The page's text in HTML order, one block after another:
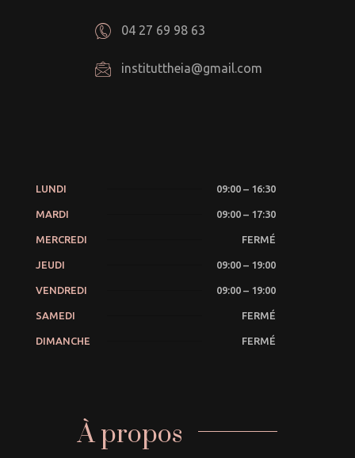
04 27 69 98 63
instituttheia@gmail.com
LUNDI 09:00 – 16:30
MARDI 09:00 – 17:30
MERCREDI FERMÉ
JEUDI 09:00 – 19:00
VENDREDI 09:00 – 19:00
SAMEDI FERMÉ
DIMANCHE FERMÉ
À propos